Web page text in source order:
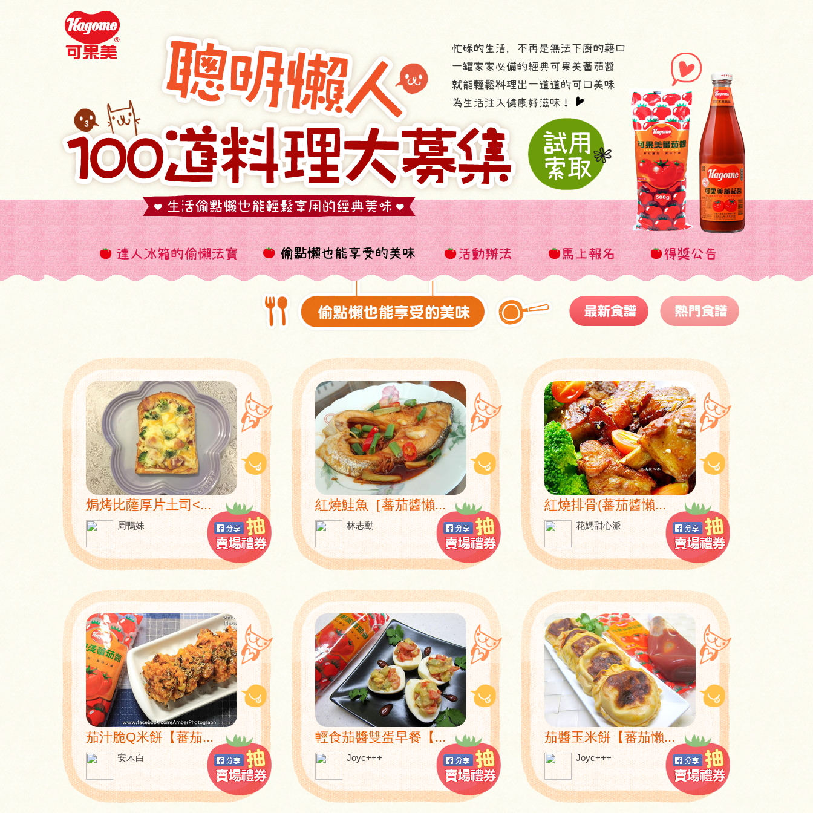
焗烤比薩厚片土司<...
周鴨妹
紅燒鮭魚［蕃茄醬懶...
林志勳
紅燒排骨(蕃茄醬懶...
花媽甜心派
茄汁脆Q米餅【蕃茄...
安木白
輕食茄醬雙蛋早餐【...
Joyc+++
茄醬玉米餅【蕃茄懶...
Joyc+++